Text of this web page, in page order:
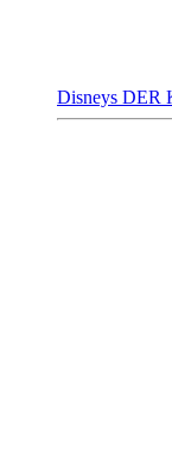
Disneys DER